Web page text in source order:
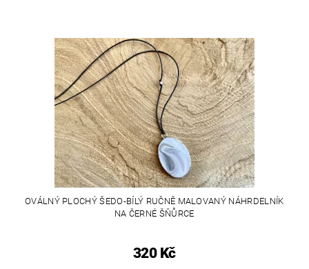
OVÁLNÝ PLOCHÝ ŠEDO-BÍLÝ RUČNĚ MALOVANÝ NÁHRDELNÍK
NA ČERNÉ ŠŇŮRCE
320 Kč